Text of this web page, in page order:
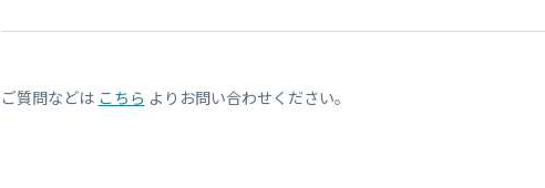
ご質問などは こちら よりお問い合わせください。